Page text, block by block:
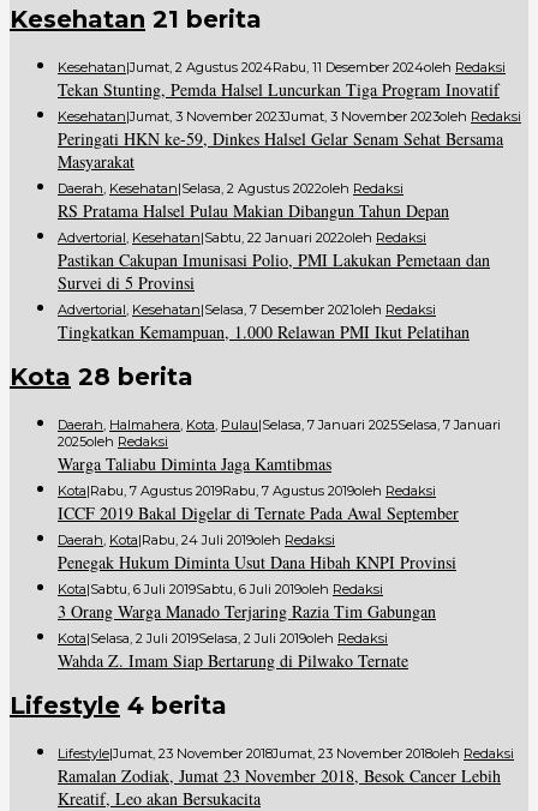
Kesehatan 21 berita
Kesehatan|Jumat, 2 Agustus 2024Rabu, 11 Desember 2024Oleh Redaksi
Tekan Stunting, Pemda Halsel Luncurkan Tiga Program Inovatif
Kesehatan|Jumat, 3 November 2023Jumat, 3 November 2023Oleh Redaksi
Peringati HKN ke-59, Dinkes Halsel Gelar Senam Sehat Bersama
Masyarakat
Daerah Kesehatan|Selasa, 2 Agustus 2022Oleh Redaksi
RS Pratama Halsel Pulau Makian Dibangun Tahun Depan
Advertorial Kesehatan|Sabtu, 22 Januari 2022Oleh Redaksi
Pastikan Cakupan Imunisasi Polio, PMI Lakukan Pemetaan dan
Survei di 5 Provinsi
Advertorial Kesehatan|Selasa, 7 Desember 2021Oleh Redaksi
Tingkatkan Kemampuan, 1.000 Relawan PMI Ikut Pelatihan
Kota 28 berita
Daerah Halmahera Kota Pulau|Selasa, 7 Januari 2025Selasa, 7 Januari
2025Oleh Redaksi
Warga Taliabu Diminta Jaga Kamtibmas
Kota|Rabu, 7 Agustus 2019Rabu, 7 Agustus 2019Oleh Redaksi
ICCF 2019 Bakal Digelar di Ternate Pada Awal September
Daerah Kota|Rabu, 24 Juli 2019Oleh Redaksi
Penegak Hukum Diminta Usut Dana Hibah KNPI Provinsi
Kota|Sabtu, 6 Juli 2019Sabtu, 6 Juli 2019Oleh Redaksi
3 Orang Warga Manado Terjaring Razia Tim Gabungan
Kota|Selasa, 2 Juli 2019Selasa, 2 Juli 2019Oleh Redaksi
Wahda Z. Imam Siap Bertarung di Pilwako Ternate
Lifestyle 4 berita
Lifestyle|Jumat, 23 November 2018Jumat, 23 November 2018Oleh Redaksi
Ramalan Zodiak, Jumat 23 November 2018, Besok Cancer Lebih
Kreatif, Leo akan Bersukacita